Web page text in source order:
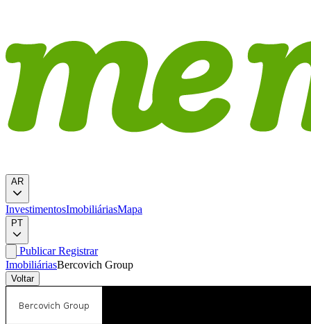
AR
InvestimentosImobiliáriasMapa
PT
PublicarRegistrar
ImobiliáriasBercovich Group
Voltar